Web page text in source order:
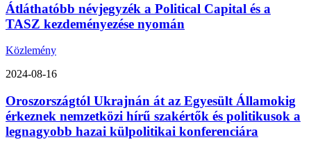
Átláthatóbb névjegyzék a Political Capital és a
TASZ kezdeményezése nyomán
Közlemény
2024-08-16
Oroszországtól Ukrajnán át az Egyesült Államokig
érkeznek nemzetközi hírű szakértők és politikusok a
legnagyobb hazai külpolitikai konferenciára